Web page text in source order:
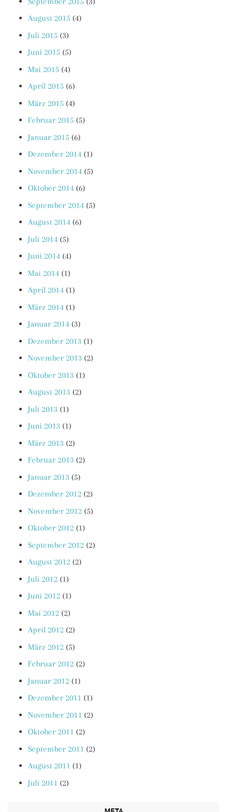
August 2015 (4)
Juli 2015 (3)
Juni 2015 (5)
Mai 2015 (4)
April 2015 (6)
März 2015 (4)
Februar 2015 (5)
Januar 2015 (6)
Dezember 2014 (1)
November 2014 (5)
Oktober 2014 (6)
September 2014 (5)
August 2014 (6)
Juli 2014 (5)
Juni 2014 (4)
Mai 2014 (1)
April 2014 (1)
März 2014 (1)
Januar 2014 (3)
Dezember 2013 (1)
November 2013 (2)
Oktober 2013 (1)
August 2013 (2)
Juli 2013 (1)
Juni 2013 (1)
März 2013 (2)
Februar 2013 (2)
Januar 2013 (5)
Dezember 2012 (2)
November 2012 (5)
Oktober 2012 (1)
September 2012 (2)
August 2012 (2)
Juli 2012 (1)
Juni 2012 (1)
Mai 2012 (2)
April 2012 (2)
März 2012 (5)
Februar 2012 (2)
Januar 2012 (1)
Dezember 2011 (1)
November 2011 (2)
Oktober 2011 (2)
September 2011 (2)
August 2011 (1)
Juli 2011 (2)